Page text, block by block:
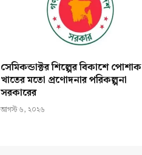
সেমিকন্ডাক্টর শিল্পের বিকাশে পোশাক
খাতের মতো প্রণোদনার পরিকল্পনা
সরকারের
আগস্ট ৬, ২০২৬